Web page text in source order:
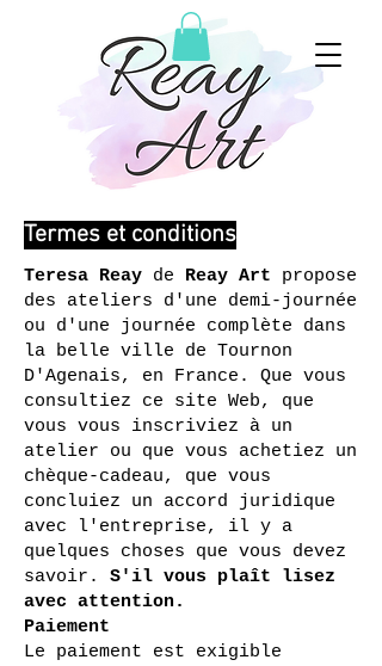
Termes et conditions
Teresa Reay de Reay Art propose
des ateliers d'une demi-journée
ou d'une journée complète dans
la belle ville de Tournon
D'Agenais, en France. Que vous
consultiez ce site Web, que
vous vous inscriviez à un
atelier ou que vous achetiez un
chèque-cadeau, que vous
concluiez un accord juridique
avec l'entreprise, il y a
quelques choses que vous devez
savoir. S'il vous plaît lisez
avec attention.
Paiement
Le paiement est exigible